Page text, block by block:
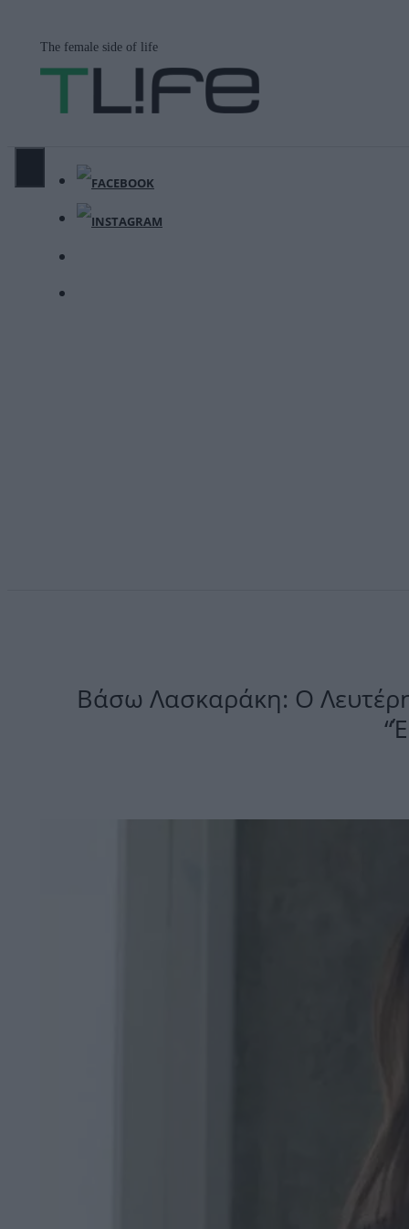
περιεχόμενο
The female side of life
Βάσω Λασκαράκη: Ο